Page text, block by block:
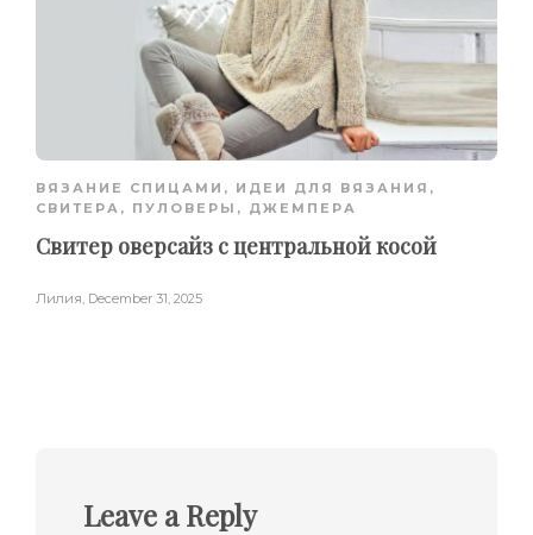
ВЯЗАНИЕ СПИЦАМИ , ИДЕИ ДЛЯ ВЯЗАНИЯ ,
СВИТЕРА, ПУЛОВЕРЫ, ДЖЕМПЕРА
Свитер оверсайз с центральной косой
Лилия December 31, 2025
Leave a Reply